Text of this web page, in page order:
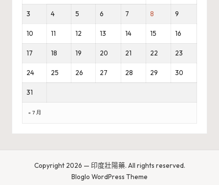
3 4 5 6 7 8 9
10 11 12 13 14 15 16
17 18 19 20 21 22 23
24 25 26 27 28 29 30
31
« 7 月
Copyright 2026 — 印度壯陽藥. All rights reserved.
Bloglo WordPress Theme